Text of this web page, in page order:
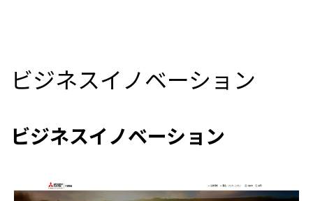
ビジネスイノベーション
ビジネスイノベーション